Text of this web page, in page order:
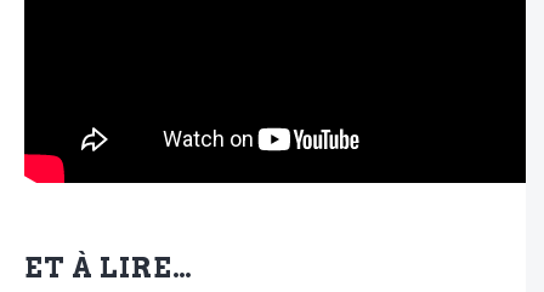
ET À LIRE…